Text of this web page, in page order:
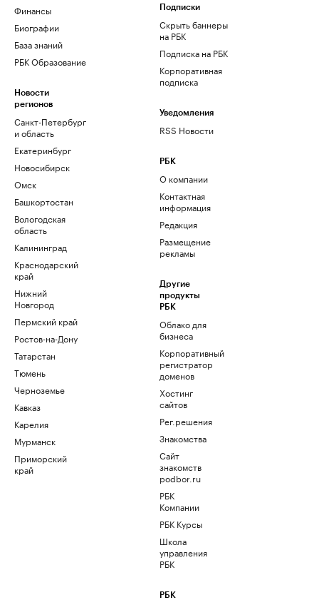
Финансы
Биографии
База знаний
РБК Образование
Новости
регионов
Санкт-Петербург
и область
Екатеринбург
Новосибирск
Омск
Башкортостан
Вологодская
область
Калининград
Краснодарский
край
Нижний
Новгород
Пермский край
Ростов-на-Дону
Татарстан
Тюмень
Черноземье
Кавказ
Карелия
Мурманск
Приморский
край
Подписки
Скрыть баннеры
на РБК
Подписка на РБК
Корпоративная
подписка
Уведомления
RSS Новости
РБК
О компании
Контактная
информация
Редакция
Размещение
рекламы
Другие
продукты
РБК
Облако для
бизнеса
Корпоративный
регистратор
доменов
Хостинг
сайтов
Рег.решения
Знакомства
Сайт
знакомств
podbor.ru
РБК
Компании
РБК Курсы
Школа
управления
РБК
РБК